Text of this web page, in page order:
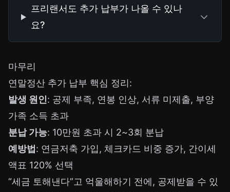
프리랜서도 추가 납부가 나올 수 있나
요?
마무리
연말정산 추가 납부 핵심 정리:
발생 원인: 공제 부족, 연봉 인상, 서류 미제출, 부양
가족 소득 초과
분납 가능: 10만원 초과 시 2~3회 분납
예방법 : 연금저축 가입, 체크카드 비중 증가, 간이세
액표 120% 선택
“세금 토해낸다”고 억울해하기 전에, 공제받을 수 있